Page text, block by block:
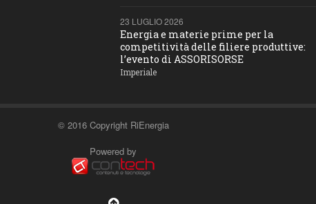
23 LUGLIO 2026
Energia e materie prime per la
competitività delle filiere produttive:
l’evento di ASSORISORSE
Imperiale
© 2016 Copyright RiEnergia
Powered by